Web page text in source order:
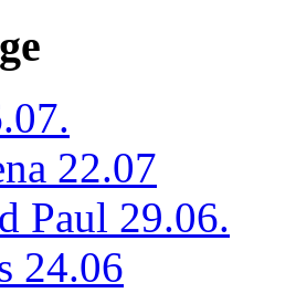
22.07
Paul 29.06.
24.06